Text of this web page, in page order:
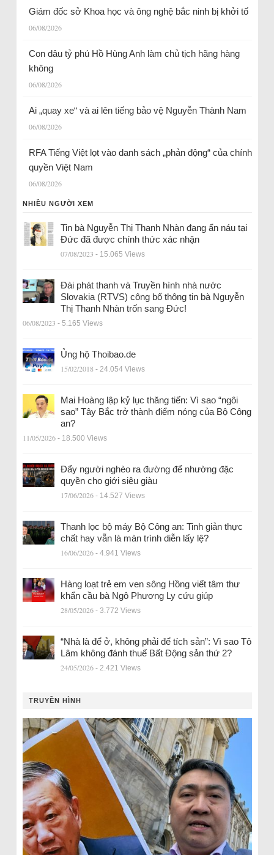
Giám đốc sở Khoa học và ông nghệ bắc ninh bị khởi tố
06/08/2026
Con dâu tỷ phú Hồ Hùng Anh làm chủ tịch hãng hàng
không
06/08/2026
Ai „quay xe“ và ai lên tiếng bảo vệ Nguyễn Thành Nam
06/08/2026
RFA Tiếng Việt lọt vào danh sách „phản động“ của chính
quyền Việt Nam
06/08/2026
NHIỀU NGƯỜI XEM
Tin bà Nguyễn Thị Thanh Nhàn đang ẩn náu tại
Đức đã được chính thức xác nhận
07/08/2023 - 15.065 Views
Đài phát thanh và Truyền hình nhà nước
Slovakia (RTVS) công bố thông tin bà Nguyễn
Thị Thanh Nhàn trốn sang Đức!
06/08/2023 - 5.165 Views
Ủng hộ Thoibao.de
15/02/2018 - 24.054 Views
Mai Hoàng lập kỷ lục thăng tiến: Vì sao “ngôi
sao” Tây Bắc trở thành điểm nóng của Bộ Công
an?
11/05/2026 - 18.500 Views
Đẩy người nghèo ra đường để nhường đặc
quyền cho giới siêu giàu
17/06/2026 - 14.527 Views
Thanh lọc bộ máy Bộ Công an: Tinh giản thực
chất hay vẫn là màn trình diễn lấy lệ?
16/06/2026 - 4.941 Views
Hàng loạt trẻ em ven sông Hồng viết tâm thư
khẩn cầu bà Ngô Phương Ly cứu giúp
28/05/2026 - 3.772 Views
“Nhà là để ở, không phải để tích sản”: Vì sao Tô
Lâm không đánh thuế Bất Động sản thứ 2?
24/05/2026 - 2.421 Views
TRUYỀN HÌNH